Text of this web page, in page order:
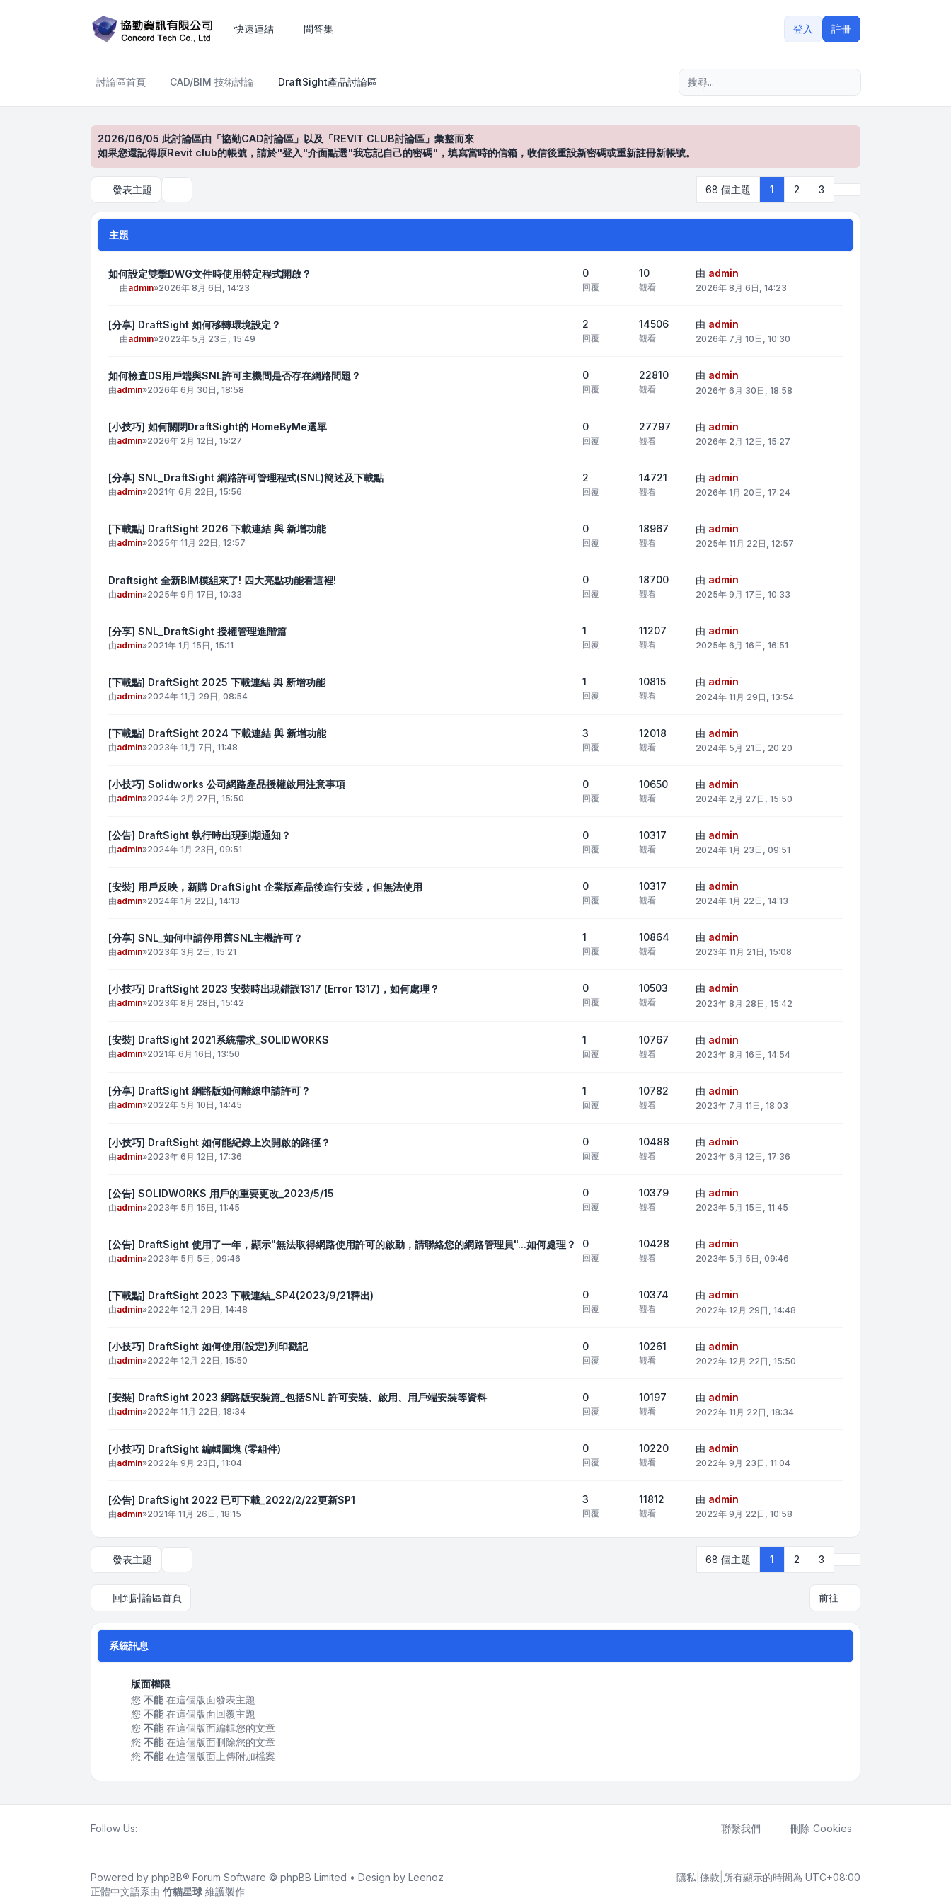
快速連結 問答集 登入 註冊
討論區首頁 CAD/BIM 技術討論 DraftSight產品討論區
2026/06/05 此討論區由「協勤CAD討論區」以及「REVIT CLUB討論區」彙整而來
如果您還記得原Revit club的帳號，請於"登入"介面點選"我忘記自己的密碼"，填寫當時的信箱，收信後重設新密碼或重新註冊新帳號。
發表主題 68 個主題 1 2 3
主題
如何設定雙擊DWG文件時使用特定程式開啟？
由admin»2026年 8月 6日, 14:23
0
回覆
10
觀看
由 admin
2026年 8月 6日, 14:23
[分享] DraftSight 如何移轉環境設定？
由admin»2022年 5月 23日, 15:49
2
回覆
14506
觀看
由 admin
2026年 7月 10日, 10:30
如何檢查DS用戶端與SNL許可主機間是否存在網路問題？
由admin»2026年 6月 30日, 18:58
0
回覆
22810
觀看
由 admin
2026年 6月 30日, 18:58
[小技巧] 如何關閉DraftSight的 HomeByMe選單
由admin»2026年 2月 12日, 15:27
0
回覆
27797
觀看
由 admin
2026年 2月 12日, 15:27
[分享] SNL_DraftSight 網路許可管理程式(SNL)簡述及下載點
由admin»2021年 6月 22日, 15:56
2
回覆
14721
觀看
由 admin
2026年 1月 20日, 17:24
[下載點] DraftSight 2026 下載連結 與 新增功能
由admin»2025年 11月 22日, 12:57
0
回覆
18967
觀看
由 admin
2025年 11月 22日, 12:57
Draftsight 全新BIM模組來了! 四大亮點功能看這裡!
由admin»2025年 9月 17日, 10:33
0
回覆
18700
觀看
由 admin
2025年 9月 17日, 10:33
[分享] SNL_DraftSight 授權管理進階篇
由admin»2021年 1月 15日, 15:11
1
回覆
11207
觀看
由 admin
2025年 6月 16日, 16:51
[下載點] DraftSight 2025 下載連結 與 新增功能
由admin»2024年 11月 29日, 08:54
1
回覆
10815
觀看
由 admin
2024年 11月 29日, 13:54
[下載點] DraftSight 2024 下載連結 與 新增功能
由admin»2023年 11月 7日, 11:48
3
回覆
12018
觀看
由 admin
2024年 5月 21日, 20:20
[小技巧] Solidworks 公司網路產品授權啟用注意事項
由admin»2024年 2月 27日, 15:50
0
回覆
10650
觀看
由 admin
2024年 2月 27日, 15:50
[公告] DraftSight 執行時出現到期通知？
由admin»2024年 1月 23日, 09:51
0
回覆
10317
觀看
由 admin
2024年 1月 23日, 09:51
[安裝] 用戶反映，新購 DraftSight 企業版產品後進行安裝，但無法使用
由admin»2024年 1月 22日, 14:13
0
回覆
10317
觀看
由 admin
2024年 1月 22日, 14:13
[分享] SNL_如何申請停用舊SNL主機許可？
由admin»2023年 3月 2日, 15:21
1
回覆
10864
觀看
由 admin
2023年 11月 21日, 15:08
[小技巧] DraftSight 2023 安裝時出現錯誤1317 (Error 1317)，如何處理？
由admin»2023年 8月 28日, 15:42
0
回覆
10503
觀看
由 admin
2023年 8月 28日, 15:42
[安裝] DraftSight 2021系統需求_SOLIDWORKS
由admin»2021年 6月 16日, 13:50
1
回覆
10767
觀看
由 admin
2023年 8月 16日, 14:54
[分享] DraftSight 網路版如何離線申請許可？
由admin»2022年 5月 10日, 14:45
1
回覆
10782
觀看
由 admin
2023年 7月 11日, 18:03
[小技巧] DraftSight 如何能紀錄上次開啟的路徑？
由admin»2023年 6月 12日, 17:36
0
回覆
10488
觀看
由 admin
2023年 6月 12日, 17:36
[公告] SOLIDWORKS 用戶的重要更改_2023/5/15
由admin»2023年 5月 15日, 11:45
0
回覆
10379
觀看
由 admin
2023年 5月 15日, 11:45
[公告] DraftSight 使用了一年，顯示"無法取得網路使用許可的啟動，請聯絡您的網路管理員"...如何處理？
由admin»2023年 5月 5日, 09:46
0
回覆
10428
觀看
由 admin
2023年 5月 5日, 09:46
[下載點] DraftSight 2023 下載連結_SP4(2023/9/21釋出)
由admin»2022年 12月 29日, 14:48
0
回覆
10374
觀看
由 admin
2022年 12月 29日, 14:48
[小技巧] DraftSight 如何使用(設定)列印戳記
由admin»2022年 12月 22日, 15:50
0
回覆
10261
觀看
由 admin
2022年 12月 22日, 15:50
[安裝] DraftSight 2023 網路版安裝篇_包括SNL 許可安裝、啟用、用戶端安裝等資料
由admin»2022年 11月 22日, 18:34
0
回覆
10197
觀看
由 admin
2022年 11月 22日, 18:34
[小技巧] DraftSight 編輯圖塊 (零組件)
由admin»2022年 9月 23日, 11:04
0
回覆
10220
觀看
由 admin
2022年 9月 23日, 11:04
[公告] DraftSight 2022 已可下載_2022/2/22更新SP1
由admin»2021年 11月 26日, 18:15
3
回覆
11812
觀看
由 admin
2022年 9月 22日, 10:58
發表主題 68 個主題 1 2 3
回到討論區首頁 前往
系統訊息
版面權限
您 不能在這個版面發表主題
您 不能在這個版面回覆主題
您 不能在這個版面編輯您的文章
您 不能在這個版面刪除您的文章
您 不能在這個版面上傳附加檔案
Follow Us: 聯繫我們 刪除 Cookies
Powered by phpBB® Forum Software © phpBB Limited • Design by Leenoz
正體中文語系由 竹貓星球 維護製作
隱私 條款 所有顯示的時間為 UTC+08:00